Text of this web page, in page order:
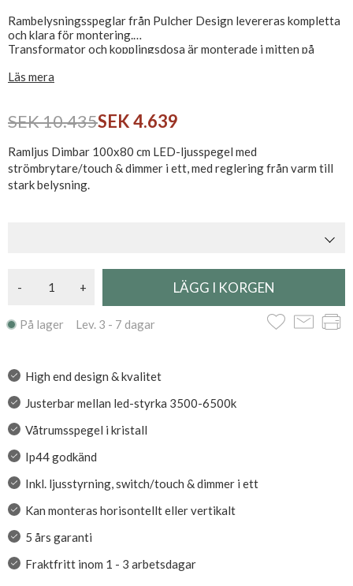
Rambelysningsspeglar från Pulcher Design levereras kompletta
och klara för montering.
Transformator och kopplingsdosa är monterade i mitten på
spegeln åt andra hållet så kommer touch/omkopplaren att sitta
CE-märkt och IP44-godkänd, anslut direkt till 230V.
Spegeldjup inkl. bakkant är 35 mm.
Läs mera
SEK 10.435SEK 4.639
Ramljus Dimbar 100x80 cm LED-ljusspegel med
strömbrytare/touch & dimmer i ett, med reglering från varm till
stark belysning.
- +
På lager Lev. 3 - 7 dagar
High end design & kvalitet
Justerbar mellan led-styrka 3500-6500k
Våtrumsspegel i kristall
Ip44 godkänd
Inkl. ljusstyrning, switch/touch & dimmer i ett
Kan monteras horisontellt eller vertikalt
5 års garanti
Fraktfritt inom 1 - 3 arbetsdagar